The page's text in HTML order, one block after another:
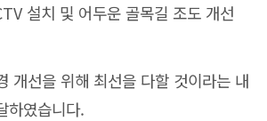
설치 및 어두운 골목길 조도 개선
개선을 위해 최선을 다할 것이라는 내
하였습니다.